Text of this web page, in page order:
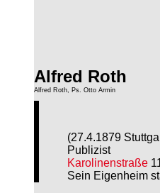
Alfred Roth
Alfred Roth, Ps. Otto Armin
(27.4.1879
Publizist
Karolinenstraße
Sein Eigenheim